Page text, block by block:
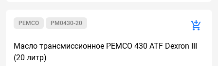
PM0430-20
PEMCO
Масло трансмиссионное PEMCO 430 ATF Dexron III
(20 литр)